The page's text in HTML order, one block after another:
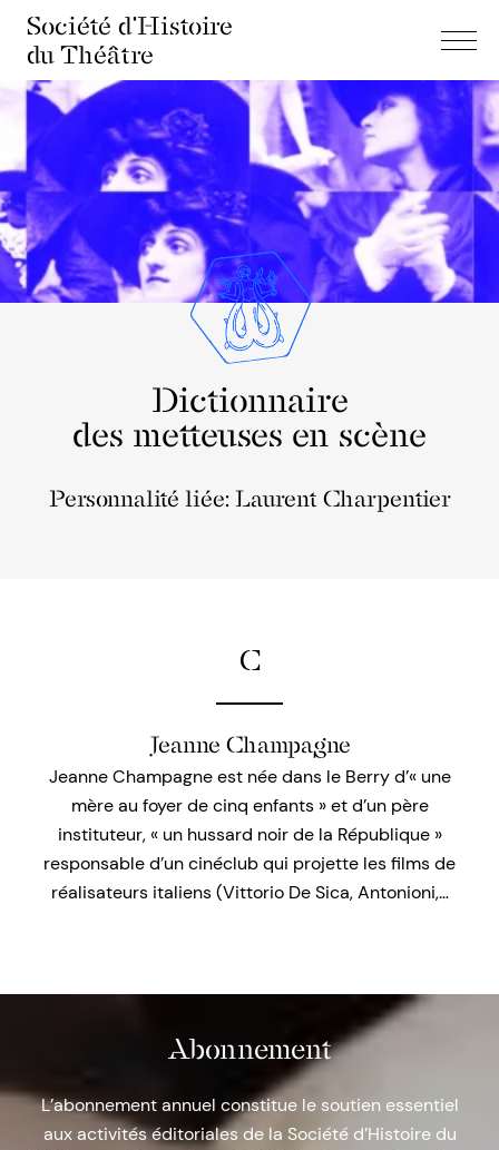
Société d'Histoire
du Théâtre
Dictionnaire
des metteuses en scène
Personnalité liée: Laurent Charpentier
C
Jeanne Champagne
Jeanne Champagne est née dans le Berry d’« une
mère au foyer de cinq enfants » et d’un père
instituteur, « un hussard noir de la République »
responsable d’un cinéclub qui projette les films de
réalisateurs italiens (Vittorio De Sica, Antonioni,…
Abonnement
L’abonnement annuel constitue le soutien essentiel
aux activités éditoriales de la Société d’Histoire du